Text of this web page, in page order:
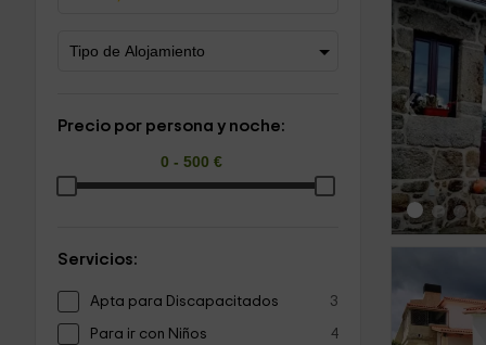
Precio por persona y noche:
Servicios:
Apta para Discapacitados 3
Para ir con Niños 4
‹